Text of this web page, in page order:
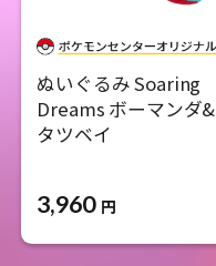
ぬいぐるみ Soaring
Dreams ボーマンダ&
タツベイ
3,960 円